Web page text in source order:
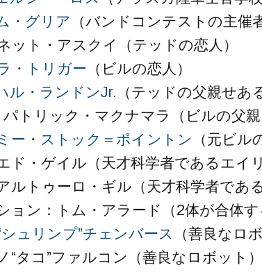
・グリア （バンドコンテストの主催
ット・アスクイ（テッドの恋人）
・トリガー （ビルの恋人）
ル・ランドンJr. （テッドの父親せあ
トリック・マクナマラ（ビルの父親
ー・ストック＝ポイントン
（元ビル
ド・ゲイル（天才科学者であるエイ
ルトゥーロ・ギル（天才科学者であ
ョン：トム・アラード（2体が合体
ュリンプ”チェンバース
（善良なロ
“タコ”ファルコン（善良なロボット）